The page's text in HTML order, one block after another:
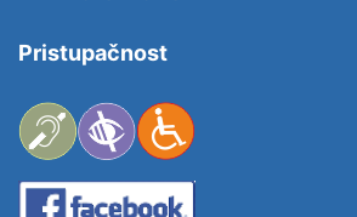
Pristupačnost